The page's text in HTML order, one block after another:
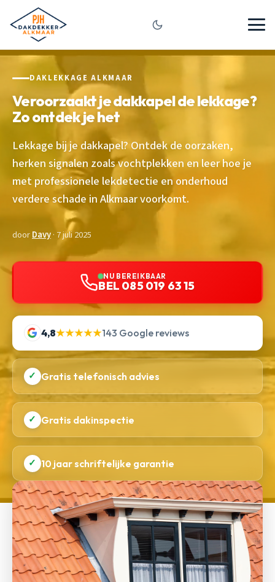
DAKLEKKAGE ALKMAAR
Veroorzaakt je dakkapel de lekkage?
Zo ontdek je het
Lekkage bij je dakkapel? Ontdek de oorzaken,
herken signalen zoals vochtplekken en leer hoe je
met professionele lekdetectie en onderhoud
verdere schade in Alkmaar voorkomt.
doorDavy· 7 juli 2025
NU BEREIKBAAR
BEL 085 019 63 15
4,8★★★★★143 Google reviews
✓ Gratis telefonisch advies
✓ Gratis dakinspectie
✓ 10 jaar schriftelijke garantie